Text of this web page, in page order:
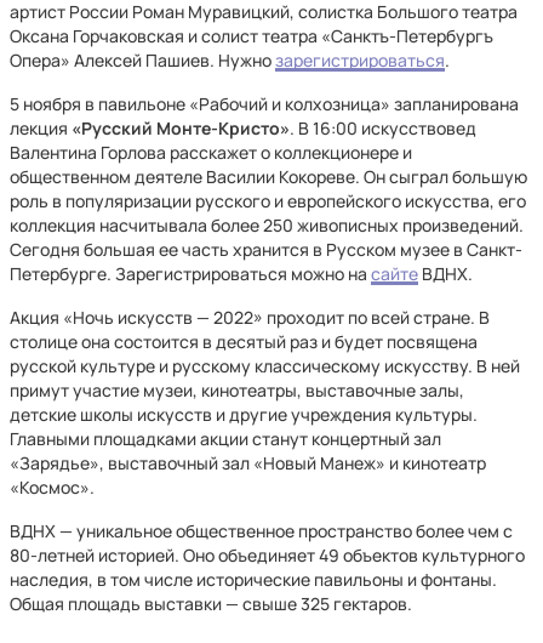
артист России Роман Муравицкий, солистка Большого театра
Оксана Горчаковская и солист театра «Санктъ-Петербургъ
Опера» Алексей Пашиев. Нужнозарегистрироваться.
5 ноября в павильоне «Рабочий и колхозница» запланирована
лекция «Русский Монте-Кристо». В 16:00 искусствовед
Валентина Горлова расскажет о коллекционере и
общественном деятеле Василии Кокореве. Он сыграл большую
роль в популяризации русского и европейского искусства, его
коллекция насчитывала более 250 живописных произведений.
Сегодня большая ее часть хранится в Русском музее в Санкт-
Петербурге. Зарегистрироваться можно на сайте ВДНХ.
Акция «Ночь искусств — 2022» проходит по всей стране. В
столице она состоится в десятый раз и будет посвящена
русской культуре и русскому классическому искусству. В ней
примут участие музеи, кинотеатры, выставочные залы,
детские школы искусств и другие учреждения культуры.
Главными площадками акции станут концертный зал
«Зарядье», выставочный зал «Новый Манеж» и кинотеатр
«Космос».
ВДНХ — уникальное общественное пространство более чем с
80-летней историей. Оно объединяет 49 объектов культурного
наследия, в том числе исторические павильоны и фонтаны.
Общая площадь выставки — свыше 325 гектаров.